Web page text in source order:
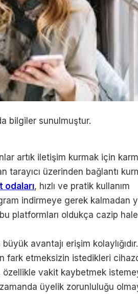
bilgiler sunulmuştur.
artık iletişim kurmak için
üzerinden bağlantı
odaları, hızlı ve pratik kullanım
indirmeye gerek kalmadan
platformları oldukça cazip hale
avantajı erişim kolaylığıdır.
fark etmeksizin istedikleri
özellikle vakit kaybetmek
üyelik zorunluluğu